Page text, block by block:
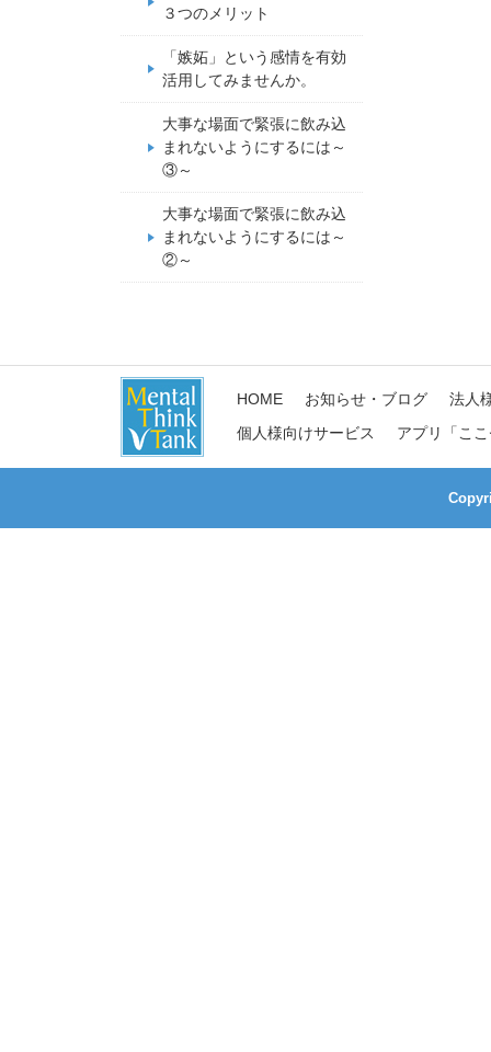
３つのメリット
「嫉妬」という感情を有効
活用してみませんか。
大事な場面で緊張に飲み込
まれないようにするには～
③～
大事な場面で緊張に飲み込
まれないようにするには～
②～
HOME お知らせ・ブログ
法人
個人様向けサービス
アプリ「こ